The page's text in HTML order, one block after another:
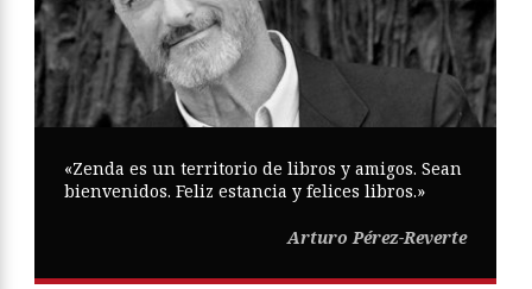
«Zenda es un territorio de libros y amigos. Sean
bienvenidos. Feliz estancia y felices libros.»
Arturo Pérez-Reverte